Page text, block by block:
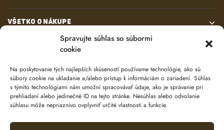
Spravujte súhlas so súbormi
cookie
Na poskytovanie tých najlepších skúseností používame technológie, ako sú
súbory cookie na ukladanie a/alebo prístup k informáciám o zariadení. Súhlas
s týmito technológiami nám umožní spracovávať údaje, ako je správanie pri
prehliadaní alebo jedinečné ID na tejto stránke. Nesúhlas alebo odvolanie
súhlasu môže nepriaznivo ovplyvniť určité vlastnosti a funkcie.
VŠETKO O NÁKUPE